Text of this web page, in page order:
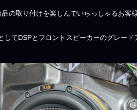
の取り付けを楽しんでいらっしゃるお客
してDSPとフロントスピーカーのグレード